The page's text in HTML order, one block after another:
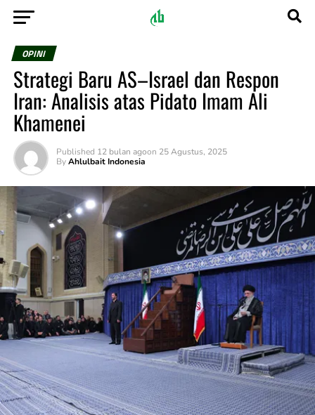
OPINI
Strategi Baru AS–Israel dan Respon
Iran: Analisis atas Pidato Imam Ali
Khamenei
Published 12 bulan agoon 25 Agustus, 2025
By Ahlulbait Indonesia